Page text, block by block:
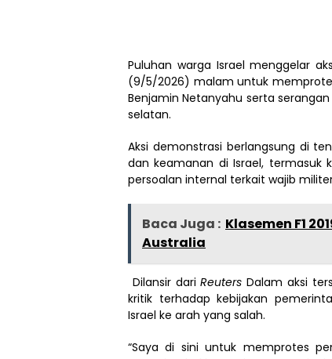
Puluhan warga Israel menggelar
(9/5/2026) malam untuk
Benjamin Netanyahu serta
selatan.
Aksi demonstrasi berlangsung di
dan keamanan di Israel, termasuk
persoalan internal terkait wajib
Baca Juga : Klasemen F1
Australia
Dilansir dariReutersDalam aksi
kritik terhadap kebijakan
Israel ke arah yang salah.
“Saya di sini untuk memprotes